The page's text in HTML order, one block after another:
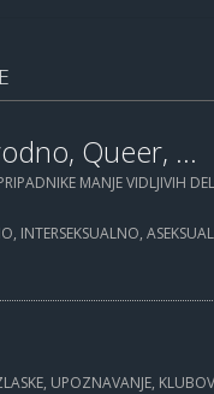
Queer, ...
MANJE VIDLJIVIH
INTERSEKSUALNO,
UPOZNAVANJE,